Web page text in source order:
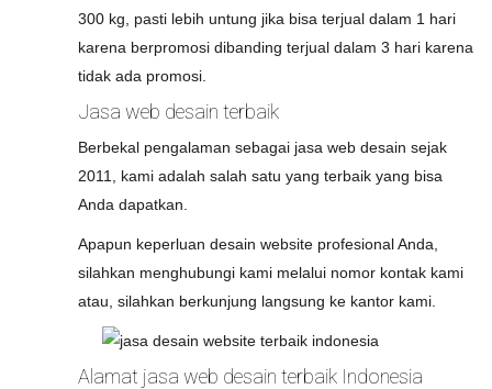
300 kg, pasti lebih untung jika bisa terjual dalam 1 hari
karena berpromosi dibanding terjual dalam 3 hari karena
tidak ada promosi.
Jasa web desain terbaik
Berbekal pengalaman sebagai jasa web desain sejak
2011, kami adalah salah satu yang terbaik yang bisa
Anda dapatkan.
Apapun keperluan desain website profesional Anda,
silahkan menghubungi kami melalui nomor kontak kami
atau, silahkan berkunjung langsung ke kantor kami.
Alamat jasa web desain terbaik Indonesia